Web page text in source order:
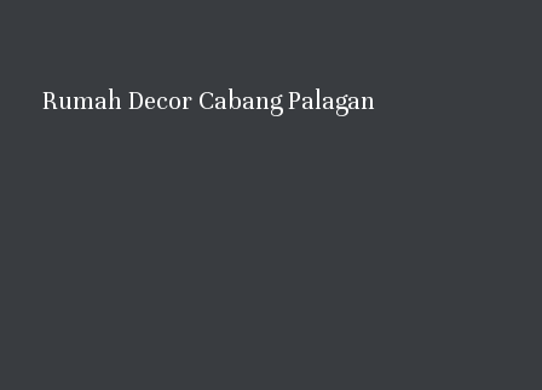
Rumah Decor Cabang Palagan